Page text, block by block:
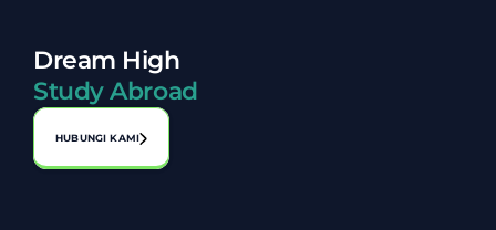
Dream High
Study Abroad
HUBUNGI KAMI